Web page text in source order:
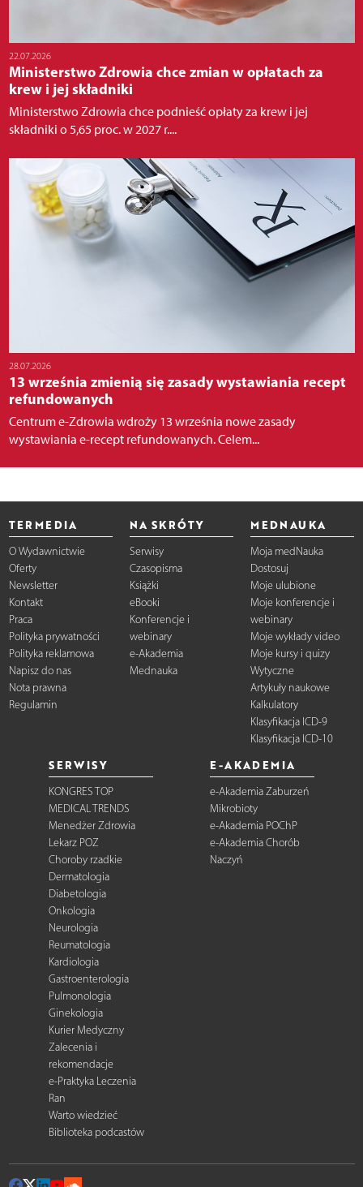
22.07.2026
Ministerstwo Zdrowia chce zmian w opłatach za
krew i jej składniki
Ministerstwo Zdrowia chce podnieść opłaty za krew i jej
składniki o 5,65 proc. w 2027 r....
28.07.2026
13 września zmienią się zasady wystawiania recept
refundowanych
Centrum e-Zdrowia wdroży 13 września nowe zasady
wystawiania e-recept refundowanych. Celem...
TERMEDIA
O Wydawnictwie
Oferty
Newsletter
Kontakt
Praca
Polityka prywatności
Polityka reklamowa
Napisz do nas
Nota prawna
Regulamin
NA SKRÓTY
Serwisy
Czasopisma
Książki
eBooki
Konferencje i
webinary
e-Akademia
Mednauka
MEDNAUKA
Moja medNauka
Dostosuj
Moje ulubione
Moje konferencje i
webinary
Moje wykłady video
Moje kursy i quizy
Wytyczne
Artykuły naukowe
Kalkulatory
Klasyfikacja ICD-9
Klasyfikacja ICD-10
SERWISY
KONGRES TOP
MEDICAL TRENDS
Menedżer Zdrowia
Lekarz POZ
Choroby rzadkie
Dermatologia
Diabetologia
Onkologia
Neurologia
Reumatologia
Kardiologia
Gastroenterologia
Pulmonologia
Ginekologia
Kurier Medyczny
Zalecenia i
rekomendacje
e-Praktyka Leczenia
Ran
Warto wiedzieć
Biblioteka podcastów
E-AKADEMIA
e-Akademia Zaburzeń
Mikrobioty
e-Akademia POChP
e-Akademia Chorób
Naczyń